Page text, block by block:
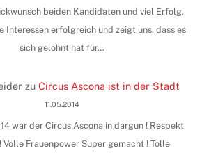
beiden Kandidaten und viel Erfolg.
Interessen erfolgreich und zeigt uns, dass es
sich gelohnt hat für…
zu Circus Ascona ist in der Stadt
11.05.2014
war der Circus Ascona in dargun ! Respekt
Volle Frauenpower Super gemacht ! Tolle